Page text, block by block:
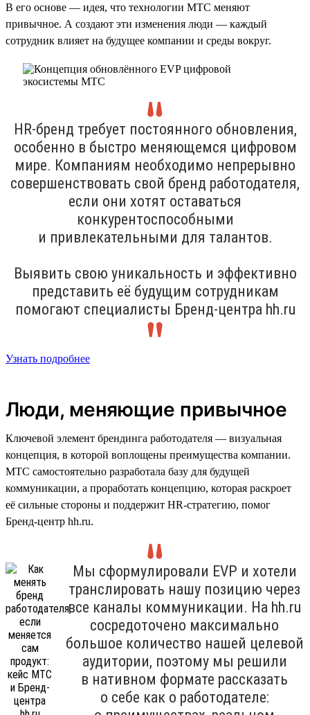
В его основе — идея, что технологии МТС меняют
привычное. А создают эти изменения люди — каждый
сотрудник влияет на будущее компании и среды вокруг.
HR-бренд требует постоянного обновления,
особенно в быстро меняющемся цифровом
мире. Компаниям необходимо непрерывно
совершенствовать свой бренд работодателя,
если они хотят оставаться
конкурентоспособными
и привлекательными для талантов.
Выявить свою уникальность и эффективно
представить её будущим сотрудникам
помогают специалисты Бренд-центра hh.ru
Узнать подробнее
Люди, меняющие привычное
Ключевой элемент брендинга работодателя — визуальная
концепция, в которой воплощены преимущества компании.
МТС самостоятельно разработала базу для будущей
коммуникации, а проработать концепцию, которая раскроет
её сильные стороны и поддержит HR-стратегию, помог
Бренд-центр hh.ru.
Мы сформулировали EVP и хотели
транслировать нашу позицию через
все каналы коммуникации. На hh.ru
сосредоточено максимально
большое количество нашей целевой
аудитории, поэтому мы решили
в нативном формате рассказать
о себе как о работодателе: